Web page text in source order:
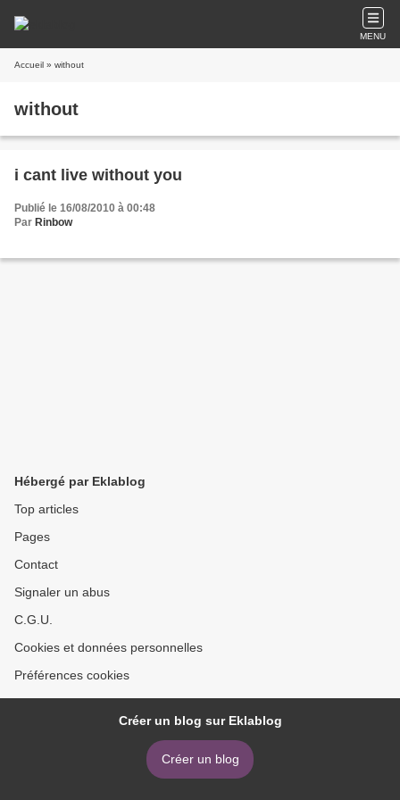
MENU
Accueil » without
without
i cant live without you
Publié le 16/08/2010 à 00:48
Par Rinbow
Hébergé par Eklablog
Top articles
Pages
Contact
Signaler un abus
C.G.U.
Cookies et données personnelles
Préférences cookies
Créer un blog sur Eklablog
Créer un blog